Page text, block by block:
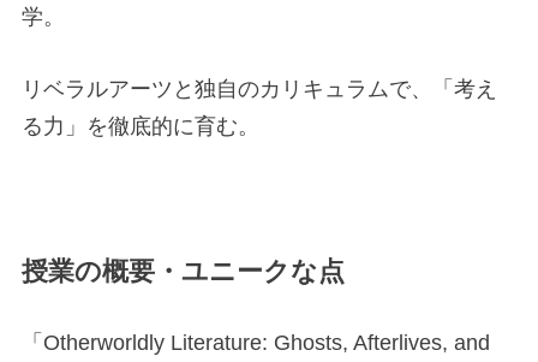
学。
リベラルアーツと独自のカリキュラムで、「考え
る力」を徹底的に育む。
授業の概要・ユニークな点
「Otherworldly Literature: Ghosts, Afterlives, and